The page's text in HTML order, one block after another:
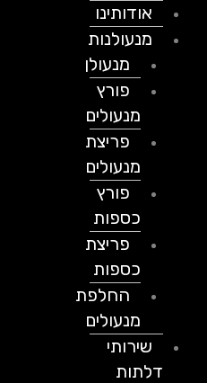
אודותינו
מנעולנות
מנעולן
פורץ
מנעולים
פריצת
מנעולים
פורץ
כספות
פריצת
כספות
החלפת
מנעולים
שירותי
דלתות